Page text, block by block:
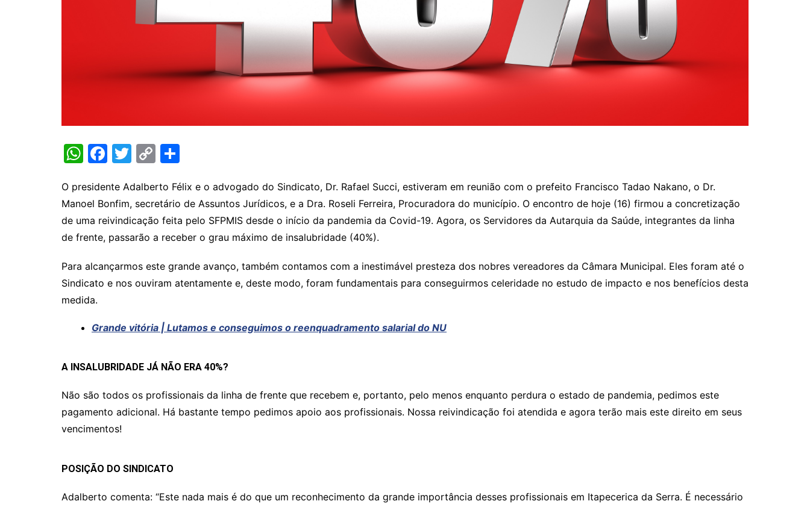
W
at
s
A
p
F
c
e
b
o
o
k
T
itt
er
C
p
y
Li
k
ar
e
O presidente Adalberto Félix e o advogado do Sindicato, Dr. Rafael Succi, estiveram em reunião com o prefeito Francisco Tadao Nakano, o Dr.
Manoel Bonfim, secretário de Assuntos Jurídicos, e a Dra. Roseli Ferreira, Procuradora do município. O encontro de hoje (16) firmou a concretização
de uma reivindicação feita pelo SFPMIS desde o início da pandemia da Covid-19. Agora, os Servidores da Autarquia da Saúde, integrantes da linha
de frente, passarão a receber o grau máximo de insalubridade (40%).
Para alcançarmos este grande avanço, também contamos com a inestimável presteza dos nobres vereadores da Câmara Municipal. Eles foram até o
Sindicato e nos ouviram atentamente e, deste modo, foram fundamentais para conseguirmos celeridade no estudo de impacto e nos benefícios desta
medida.
Grande vitória | Lutamos e conseguimos o reenquadramento salarial do NU
A INSALUBRIDADE JÁ NÃO ERA 40%?
Não são todos os profissionais da linha de frente que recebem e, portanto, pelo menos enquanto perdura o estado de pandemia, pedimos este
pagamento adicional. Há bastante tempo pedimos apoio aos profissionais. Nossa reivindicação foi atendida e agora terão mais este direito em seus
vencimentos!
POSIÇÃO DO SINDICATO
Adalberto comenta: “Este nada mais é do que um reconhecimento da grande importância desses profissionais em Itapecerica da Serra. É necessário